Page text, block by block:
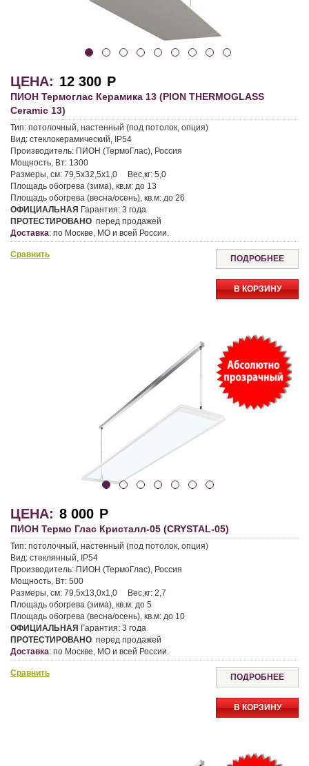
ЦЕНА: 12 300 Р
ПИОН Термоглас Керамика 13 (PION THERMOGLASS
Ceramic 13)
Тип: потолочный, настенный (под потолок, опция)
Вид: стеклокерамический, IP54
Производитель: ПИОН (ТермоГлас), Россия
Мощность, Вт: 1300
Размеры, см: 79,5х32,5х1,0 Вес,кг: 5,0
Площадь обогрева (зима), кв.м: до 13
Площадь обогрева (весна/осень), кв.м: до 26
ОФИЦИАЛЬНАЯ Гарантия: 3 года
ПРОТЕСТИРОВАНО перед продажей
Доставка: по Москве, МО и всей России.
Сравнить ПОДРОБНЕЕ
В КОРЗИНУ
ЦЕНА: 8 000 Р
ПИОН Термо Глас Кристалл-05 (CRYSTAL-05)
Тип: потолочный, настенный (под потолок, опция)
Вид: стеклянный, IP54
Производитель: ПИОН (ТермоГлас), Россия
Мощность, Вт: 500
Размеры, см: 79,5х13,0х1,0 Вес,кг: 2,7
Площадь обогрева (зима), кв.м: до 5
Площадь обогрева (весна/осень), кв.м: до 10
ОФИЦИАЛЬНАЯ Гарантия: 3 года
ПРОТЕСТИРОВАНО перед продажей
Доставка: по Москве, МО и всей России.
Сравнить ПОДРОБНЕЕ
В КОРЗИНУ